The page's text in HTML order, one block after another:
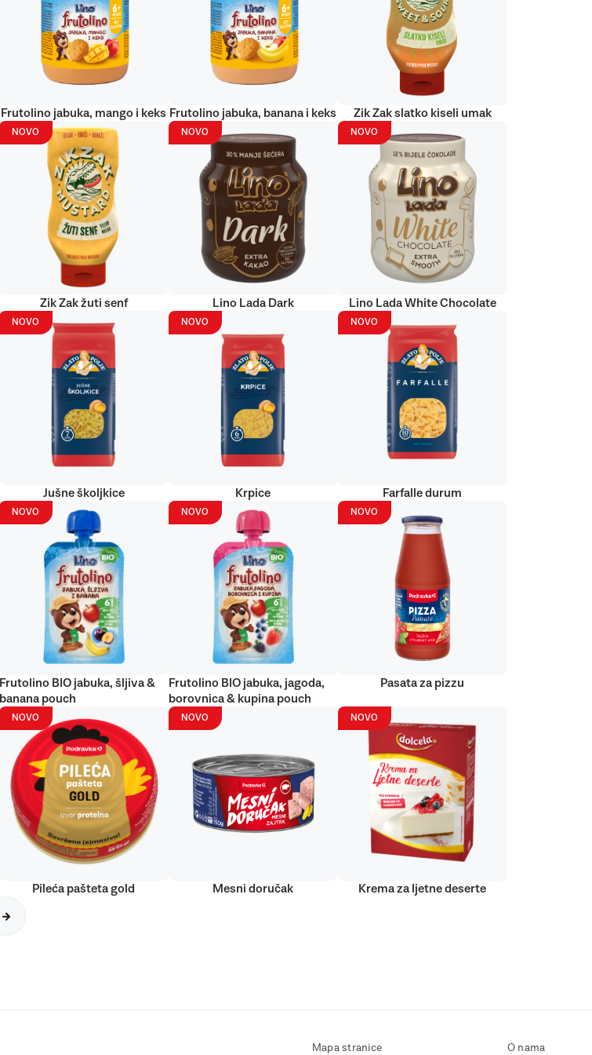
Frutolino jabuka, mango i keks Frutolino jabuka, banana i keks Zik Zak slatko kiseli umak
NOVO
Zik Zak žuti senf
NOVO
Lino Lada Dark
NOVO
Lino Lada White Chocolate
NOVO
Jušne školjkice
NOVO
Krpice
NOVO
Farfalle durum
NOVO
Frutolino BIO jabuka, šljiva &
banana pouch
NOVO
Frutolino BIO jabuka, jagoda,
borovnica & kupina pouch
NOVO
Pasata za pizzu
NOVO
Pileća pašteta gold
NOVO
Mesni doručak
NOVO
Krema za ljetne deserte
Mapa stranice O nama